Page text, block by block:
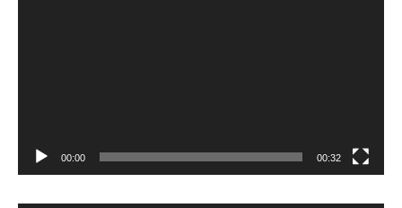
00:00 00:32